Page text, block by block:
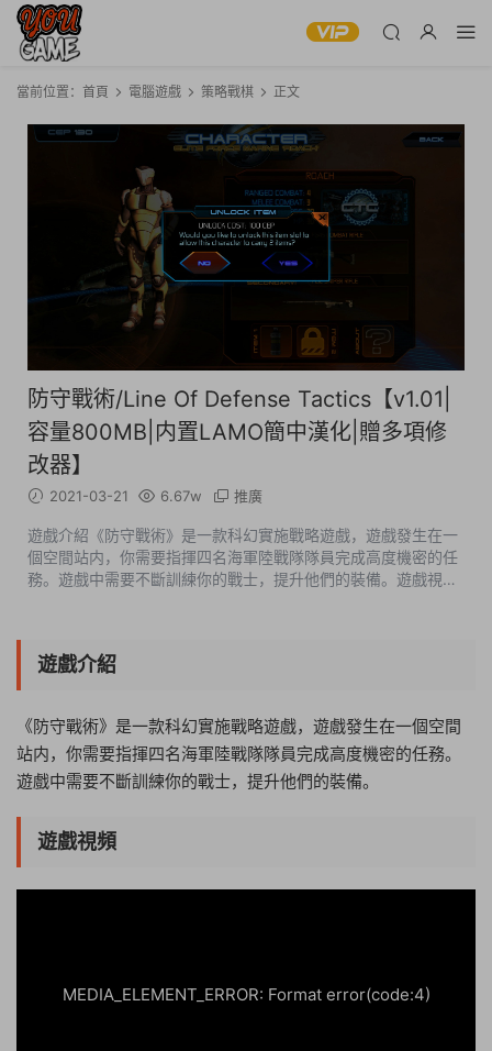
當前位置： 首頁 電腦遊戲 策略戰棋 正文
防守戰術/Line Of Defense Tactics【v1.01|
容量800MB|内置LAMO簡中漢化|贈多項修
改器】
2021-03-21 6.67w 推廣
遊戲介紹《防守戰術》是一款科幻實施戰略遊戲，遊戲發生在一
個空間站内，你需要指揮四名海軍陸戰隊隊員完成高度機密的任
務。遊戲中需要不斷訓練你的戰士，提升他們的裝備。遊戲視頻
遊戲介紹
《防守戰術》是一款科幻實施戰略遊戲，遊戲發生在一個空間
站内，你需要指揮四名海軍陸戰隊隊員完成高度機密的任務。
遊戲中需要不斷訓練你的戰士，提升他們的裝備。
遊戲視頻
MEDIA_ELEMENT_ERROR: Format error(code:4)